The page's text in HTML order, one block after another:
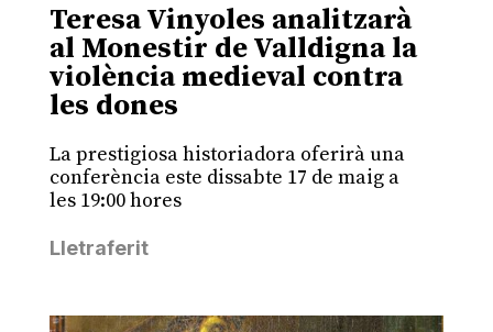
Teresa Vinyoles analitzarà
al Monestir de Valldigna la
violència medieval contra
les dones
La prestigiosa historiadora oferirà una
conferència este dissabte 17 de maig a
les 19:00 hores
Lletraferit